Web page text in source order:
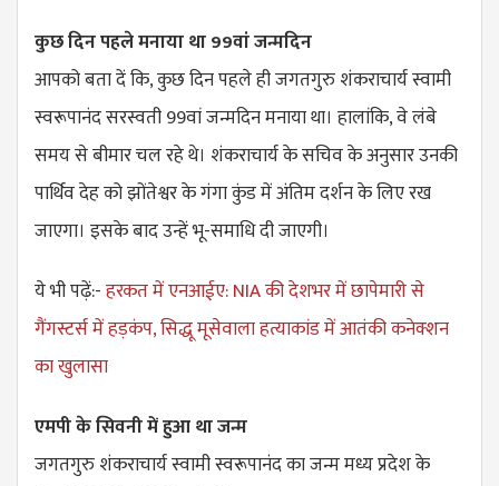
कुछ दिन पहले मनाया था 99वां जन्मदिन
आपको बता दें कि, कुछ दिन पहले ही जगतगुरु शंकराचार्य स्वामी
स्वरूपानंद सरस्वती 99वां जन्मदिन मनाया था। हालांकि, वे लंबे
समय से बीमार चल रहे थे। शंकराचार्य के सचिव के अनुसार उनकी
पार्थिव देह को झोंतेश्वर के गंगा कुंड में अंतिम दर्शन के लिए रख
जाएगा। इसके बाद उन्हें भू-समाधि दी जाएगी।
ये भी पढ़ें:-हरकत में एनआईए: NIA की देशभर में छापेमारी से
गैंगस्टर्स में हड़कंप, सिद्धू मूसेवाला हत्याकांड में आतंकी कनेक्शन
का खुलासा
एमपी के सिवनी में हुआ था जन्म
जगतगुरु शंकराचार्य स्वामी स्वरूपानंद का जन्म मध्य प्रदेश के